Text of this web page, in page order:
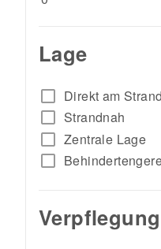
Lage
check_box_outline_blank Direkt am Strand
check_box_outline_blank Strandnah
check_box_outline_blank Zentrale Lage
check_box_outline_blank